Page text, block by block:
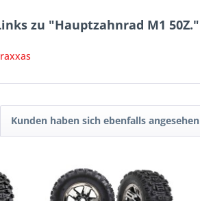
zu "Hauptzahnrad M1 50Z."
Kunden haben sich ebenfalls angesehen